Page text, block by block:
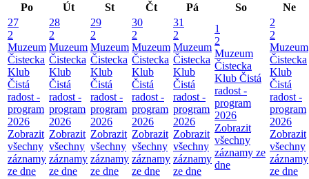
Po
Út St Čt Pá So
Ne
27
2
Muzeum
Čistecka
Klub
Čistá
radost -
program
2026
Zobrazit
všechny
záznamy
ze dne
28
2
Muzeum
Čistecka
Klub
Čistá
radost -
program
2026
Zobrazit
všechny
záznamy
ze dne
29
2
Muzeum
Čistecka
Klub
Čistá
radost -
program
2026
Zobrazit
všechny
záznamy
ze dne
30
2
Muzeum
Čistecka
Klub
Čistá
radost -
program
2026
Zobrazit
všechny
záznamy
ze dne
31
2
Muzeum
Čistecka
Klub
Čistá
radost -
program
2026
Zobrazit
všechny
záznamy
ze dne
1
2
Muzeum
Čistecka
Klub Čistá
radost -
program
2026
Zobrazit
všechny
záznamy ze
dne
2
2
Muzeum
Čistecka
Klub
Čistá
radost -
program
2026
Zobrazit
všechny
záznamy
ze dne